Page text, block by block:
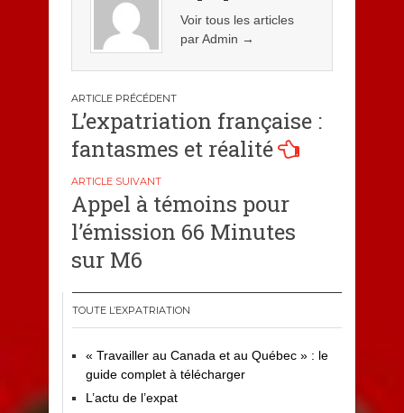
Voir tous les articles
par Admin →
Navigation
de
l’article
L’expatriation française :
fantasmes et réalité
Appel à témoins pour
l’émission 66 Minutes
sur M6
TOUTE L’EXPATRIATION
« Travailler au Canada et au Québec » : le
guide complet à télécharger
L’actu de l’expat